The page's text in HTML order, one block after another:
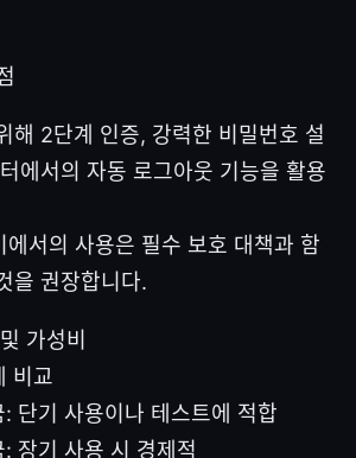
해 2단계 인증, 강력한 비밀번호 설
에서의 자동 로그아웃 기능을 활용
에서의 사용은 필수 보호 대책과 함
을 권장합니다.
가성비
비교
: 단기 사용이나 테스트에 적합
: 장기 사용 시 경제적